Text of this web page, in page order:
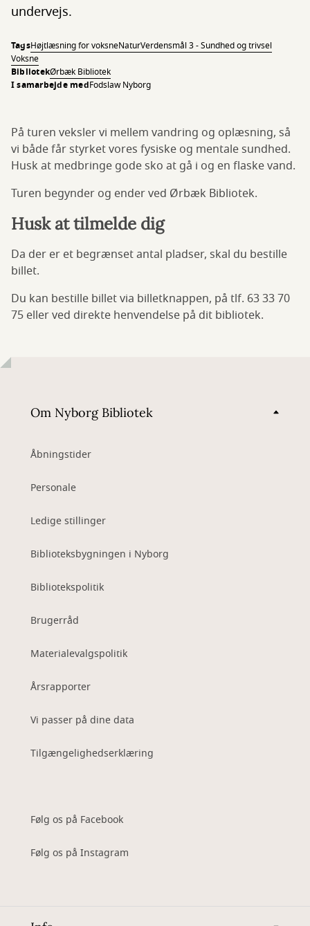
undervejs.
TagsHøjtlæsning for voksneNaturVerdensmål 3 - Sundhed og trivsel
Voksne
BibliotekØrbæk Bibliotek
I samarbejde medFodslaw Nyborg
På turen veksler vi mellem vandring og oplæsning, så
vi både får styrket vores fysiske og mentale sundhed.
Husk at medbringe gode sko at gå i og en flaske vand.
Turen begynder og ender ved Ørbæk Bibliotek.
Husk at tilmelde dig
Da der er et begrænset antal pladser, skal du bestille
billet.
Du kan bestille billet via billetknappen, på tlf. 63 33 70
75 eller ved direkte henvendelse på dit bibliotek.
Om Nyborg Bibliotek
Åbningstider
Personale
Ledige stillinger
Biblioteksbygningen i Nyborg
Bibliotekspolitik
Brugerråd
Materialevalgspolitik
Årsrapporter
Vi passer på dine data
Tilgængelighedserklæring
Følg os på Facebook
Følg os på Instagram